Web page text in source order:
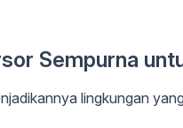
Sempurna
lingkungan